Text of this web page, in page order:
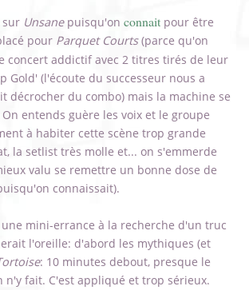
sur Unsanepuisqu'onconnait pour être
pour Parquet Courts(parce qu'on
concert addictif avec 2 titres tirés de leur
Gold' (l'écoute du successeur nous a
décrocher du combo) mais la machine se
entends guère les voix et le groupe
à habiter cette scène trop grande
la setlist très molle et... on s'emmerde
valu se remettre un bonne dose de
connaissait).
une mini-errance à la recherche d'un truc
l'oreille: d'abord les mythiques (et
: 10 minutes debout, presque le
n'y fait. C'est appliqué et trop sérieux.